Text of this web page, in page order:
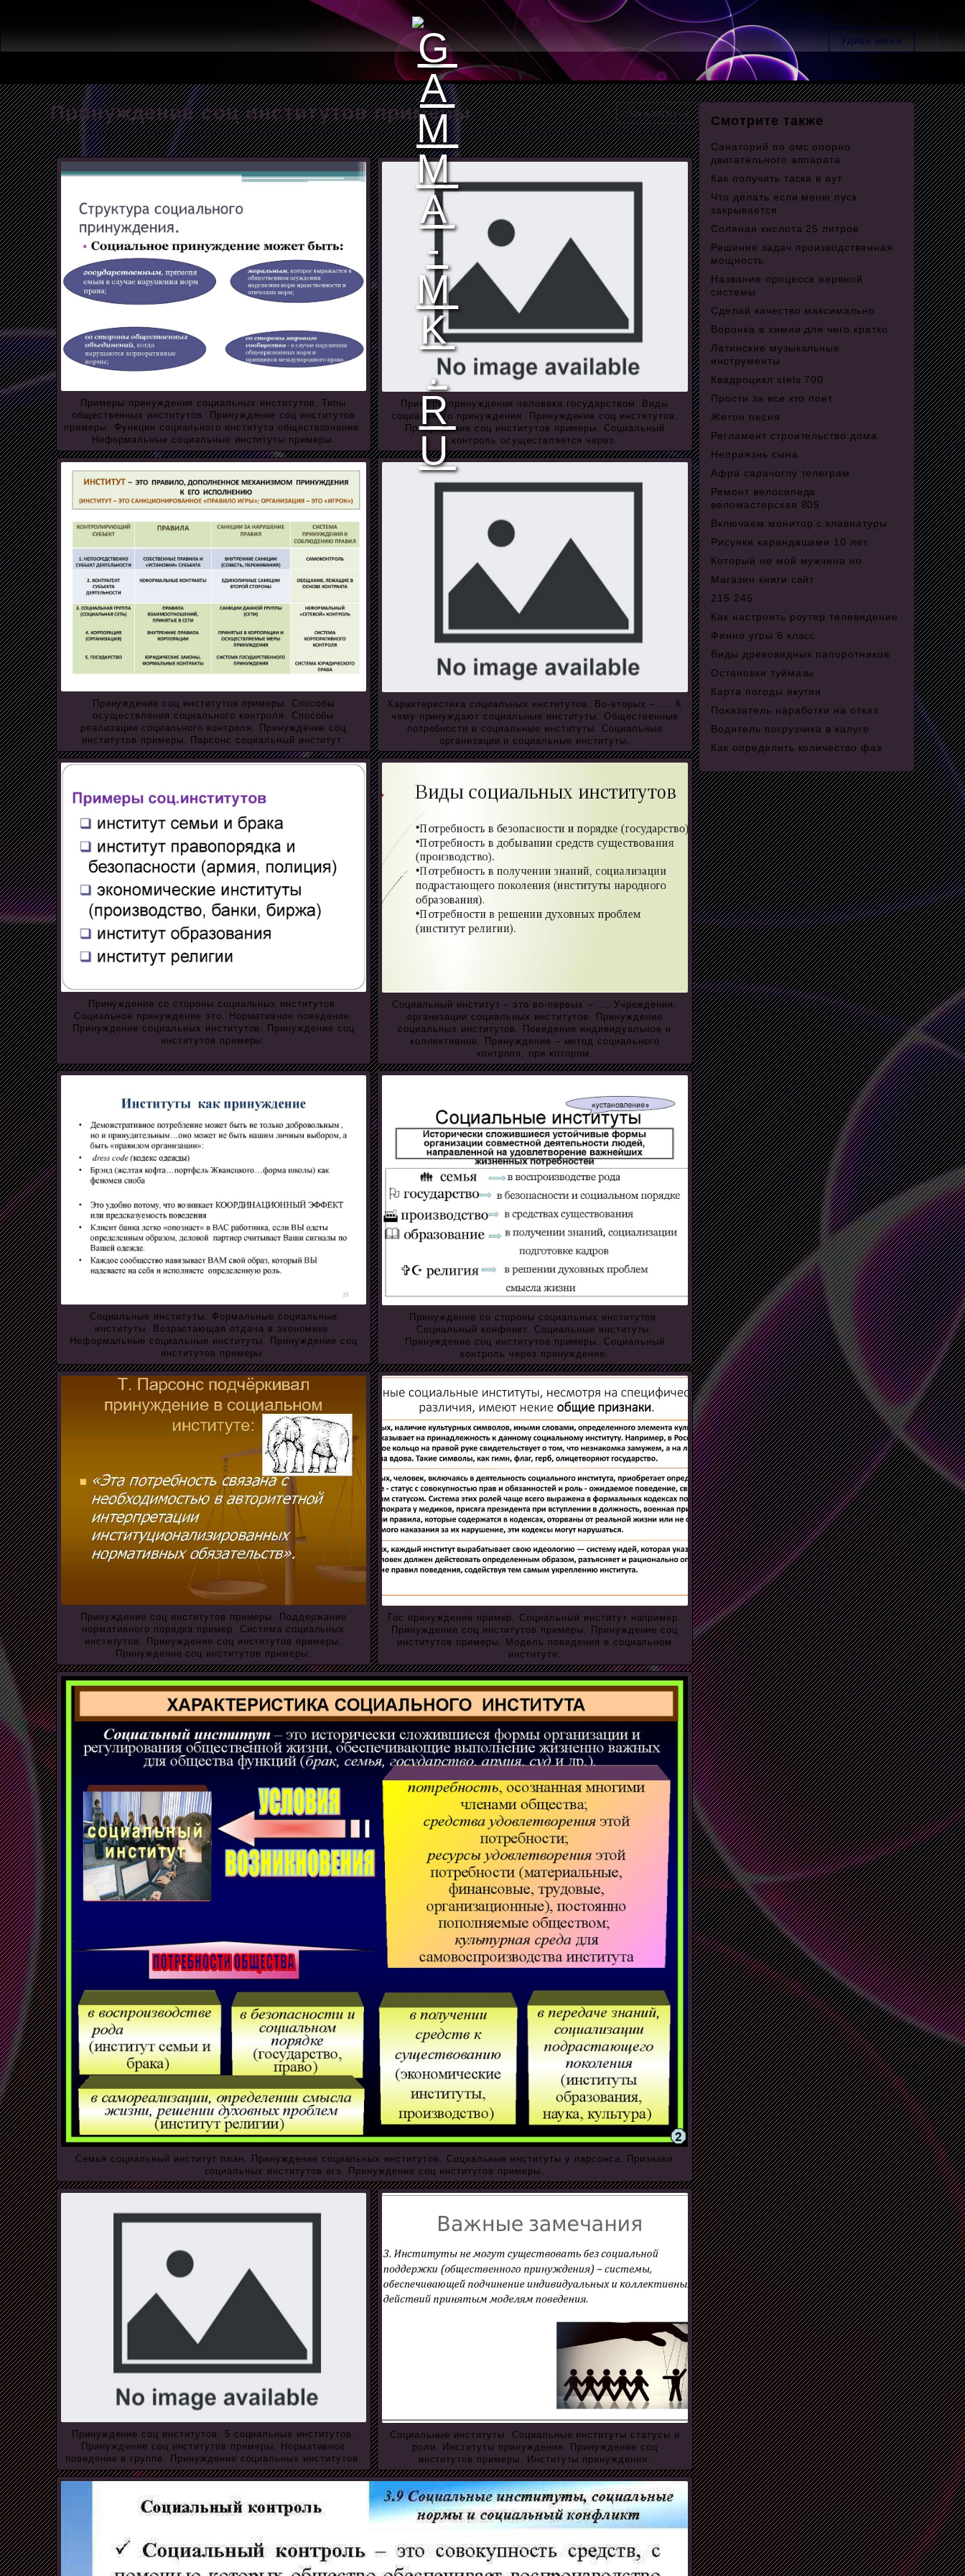
Удиви меня
Принуждение соц институтов примеры Пожаловаться
Примеры принуждения социальных институтов. Типы
общественных институтов. Принуждение соц институтов
примеры. Функции социального института обществознание.
Неформальные социальные институты примеры.
Примеры принуждения человека государством. Виды
социального принуждения. Принуждение соц институтов.
Принуждение соц институтов примеры. Социальный
контроль осуществляется через.
Принуждение соц институтов примеры. Способы
осуществления социального контроля. Способы
реализации социального контроля. Принуждение соц
институтов примеры. Парсонс социальный институт.
Характеристика социальных институтов. Во-вторых – …. К
чему принуждают социальные институты. Общественные
потребности и социальные институты. Социальные
организации и социальные институты.
Принуждение со стороны социальных институтов.
Социальное принуждение это. Нормативное поведение.
Принуждение социальных институтов. Принуждение соц
институтов примеры.
Социальный институт – это во-первых – …. Учреждения,
организации социальных институтов. Принуждение
социальных институтов. Поведение индивидуальное и
коллективное. Принуждение – метод социального
контроля, при котором.
Социальные институты. Формальные социальные
институты. Возрастающая отдача в экономике.
Неформальные социальные институты. Принуждение соц
институтов примеры.
Принуждение со стороны социальных институтов.
Социальный конфликт. Социальные институты.
Принуждение соц институтов примеры. Социальный
контроль через принуждение.
Принуждение соц институтов примеры. Поддержание
нормативного порядка пример. Система социальных
институтов. Принуждение соц институтов примеры.
Принуждение соц институтов примеры.
Гос принуждение пример. Социальный институт например.
Принуждение соц институтов примеры. Принуждение соц
институтов примеры. Модель поведения в социальном
институте.
Семья социальный институт план. Принуждение социальных институтов. Социальные институты у парсонса. Признаки
социальных институтов егэ. Принуждение соц институтов примеры.
Принуждение соц институтов. 5 социальных институтов.
Принуждение соц институтов примеры. Нормативное
поведение в группе. Принуждение социальных институтов.
Социальные институты. Социальные институты статусы и
роли. Институты принуждения. Принуждение соц
институтов примеры. Институты принуждения.
Смотрите также
Санаторий по омс опорно
двигательного аппарата
Как получить таска в аут
Что делать если меню пуск
закрывается
Соляная кислота 25 литров
Решение задач производственная
мощность
Название процесса нервной
системы
Сделай качество максимально
Воронка в химии для чего кратко
Латинские музыкальные
инструменты
Квадроцикл stels 700
Прости за все кто поет
Жетон песня
Регламент строительство дома
Неприязнь сына
Афра сарачоглу телеграм
Ремонт велосипеда
веломастерская 805
Включаем монитор с клавиатуры
Рисунки карандашами 10 лет
Который не мой мужчина но
Магазин книги сайт
215 245
Как настроить роутер телевидение
Финно угры 6 класс
Виды древовидных папоротников
Остановки туймазы
Карта погоды якутии
Показатель наработки на отказ
Водитель погрузчика в калуге
Как определить количество фаз